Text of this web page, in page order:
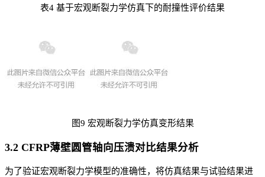
表4 基于宏观断裂力学仿真下的耐撞性评价结果
图9 宏观断裂力学仿真变形结果
3.2 CFRP薄壁圆管轴向压溃对比结果分析
为了验证宏观断裂力学模型的准确性，将仿真结果与试验结果进